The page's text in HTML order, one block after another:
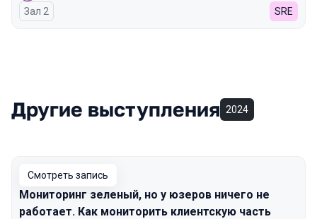
Зал 2 SRE
Другие выступления 2024
Смотреть запись
Мониторинг зеленый, но у юзеров ничего не
работает. Как мониторить клиентскую часть